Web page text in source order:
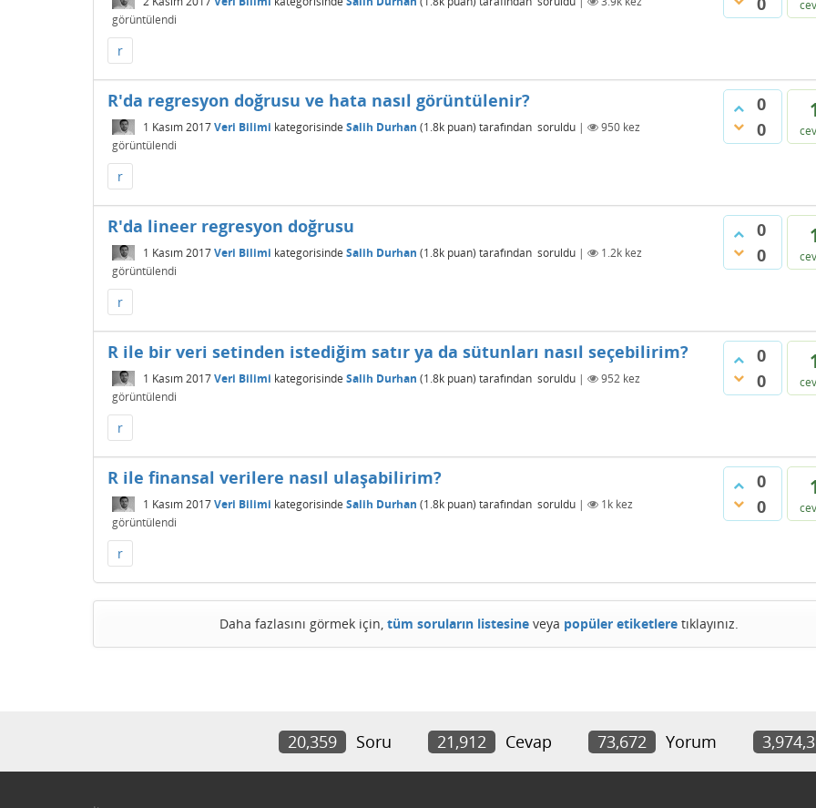
görüntülendi
r
0
0
R'da regresyon doğrusu ve hata nasıl görüntülenir?
1 Kasım 2017Veri Bilimi kategorisinde Salih Durhan (1.8k puan) tarafından soruldu | 950 kez
görüntülendi
r
0
0
R'da lineer regresyon doğrusu
1 Kasım 2017Veri Bilimi kategorisinde Salih Durhan (1.8k puan) tarafından soruldu | 1.2k kez
görüntülendi
r
0
0
R ile bir veri setinden istediğim satır ya da sütunları nasıl seçebilirim?
1 Kasım 2017Veri Bilimi kategorisinde Salih Durhan (1.8k puan) tarafından soruldu | 952 kez
görüntülendi
r
0
0
R ile finansal verilere nasıl ulaşabilirim?
1 Kasım 2017Veri Bilimi kategorisinde Salih Durhan (1.8k puan) tarafından soruldu | 1k kez
görüntülendi
r
Daha fazlasını görmek için, tüm soruların listesineveya popüler etiketleretıklayınız.
20,359 Soru 21,912 Cevap 73,672 Yorum